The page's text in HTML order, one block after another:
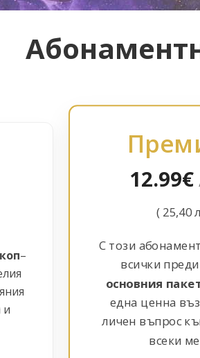
–
и
12.99€
( 25,40
С този
всички
основния
една ценна
личен въпрос
всеки